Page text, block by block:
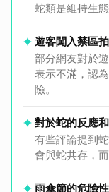
蛇類是維持生
遊客闖入禁區
部分網友對於
表示不滿，認
險。
對於蛇的反應
有些評論提到
會與蛇共存，
雨傘節的危險